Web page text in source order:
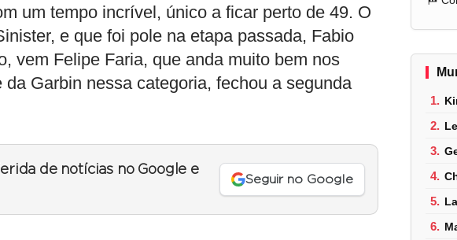
um tempo incrível, único a ficar perto de 49. O
e que foi pole na etapa passada, Fabio
vem Felipe Faria, que anda muito bem nos
Garbin nessa categoria, fechou a segunda
de notícias no Google e
Seguir no Google
1.
2.
3.
4.
5.
6.